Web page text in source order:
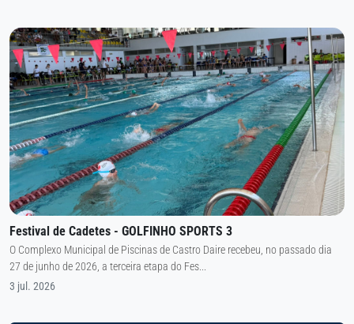
Festival de Cadetes - GOLFINHO SPORTS 3
O Complexo Municipal de Piscinas de Castro Daire recebeu, no passado dia
27 de junho de 2026, a terceira etapa do Fes...
3 jul. 2026